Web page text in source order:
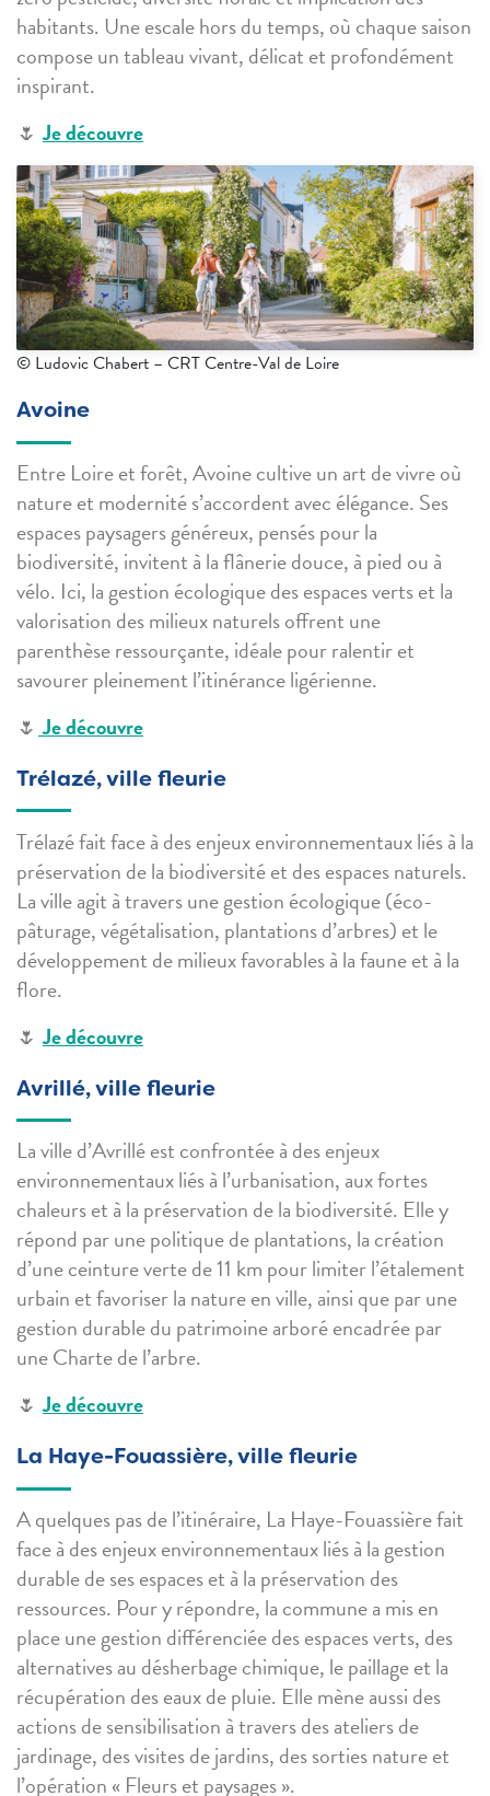
habitants. Une escale hors du temps, où chaque saison
compose un tableau vivant, délicat et profondément
inspirant.
🌷Je découvre
© Ludovic Chabert – CRT Centre-Val de Loire
Avoine
Entre Loire et forêt, Avoine cultive un art de vivre où
nature et modernité s’accordent avec élégance. Ses
espaces paysagers généreux, pensés pour la
biodiversité, invitent à la flânerie douce, à pied ou à
vélo. Ici, la gestion écologique des espaces verts et la
valorisation des milieux naturels offrent une
parenthèse ressourçante, idéale pour ralentir et
savourer pleinement l’itinérance ligérienne.
🌷 Je découvre
Trélazé, ville fleurie
Trélazé fait face à des enjeux environnementaux liés à la
préservation de la biodiversité et des espaces naturels.
La ville agit à travers une gestion écologique (éco-
pâturage, végétalisation, plantations d’arbres) et le
développement de milieux favorables à la faune et à la
flore.
🌷Je découvre
Avrillé, ville fleurie
La ville d’Avrillé est confrontée à des enjeux
environnementaux liés à l’urbanisation, aux fortes
chaleurs et à la préservation de la biodiversité. Elle y
répond par une politique de plantations, la création
d’une ceinture verte de 11 km pour limiter l’étalement
urbain et favoriser la nature en ville, ainsi que par une
gestion durable du patrimoine arboré encadrée par
une Charte de l’arbre.
🌷Je découvre
La Haye-Fouassière, ville fleurie
A quelques pas de l’itinéraire, La Haye-Fouassière fait
face à des enjeux environnementaux liés à la gestion
durable de ses espaces et à la préservation des
ressources. Pour y répondre, la commune a mis en
place une gestion différenciée des espaces verts, des
alternatives au désherbage chimique, le paillage et la
récupération des eaux de pluie. Elle mène aussi des
actions de sensibilisation à travers des ateliers de
jardinage, des visites de jardins, des sorties nature et
l’opération « Fleurs et paysages ».